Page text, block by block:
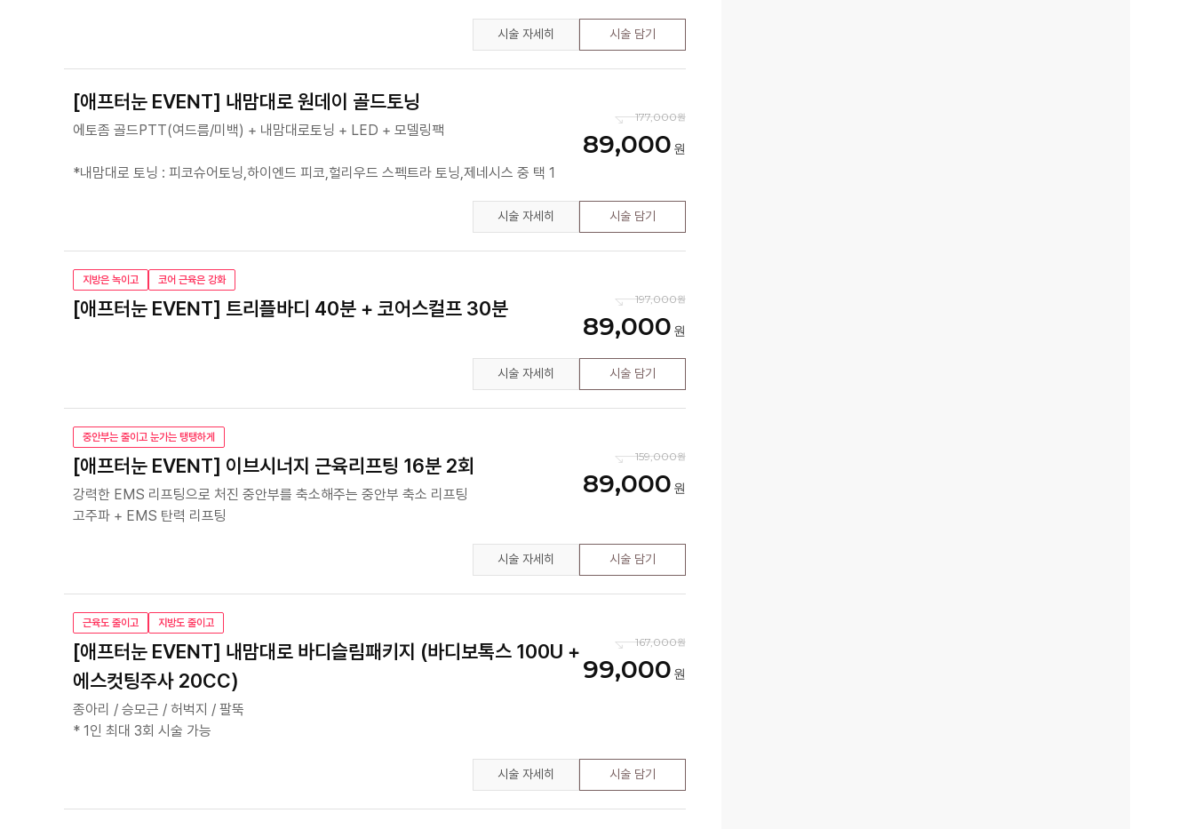
시술 자세히 시술 담기
[애프터눈 EVENT] 내맘대로 원데이 골드토닝
에토좀 골드PTT(여드름/미백) + 내맘대로토닝 + LED + 모델링팩
*내맘대로 토닝 : 피코슈어토닝,하이엔드 피코,헐리우드 스펙트라 토닝,제네시스 중 택 1
177,000
89,000
시술 자세히 시술 담기
지방은 녹이고 코어 근육은 강화
[애프터눈 EVENT] 트리플바디 40분 + 코어스컬프 30분 197,000
89,000
시술 자세히 시술 담기
중안부는 줄이고 눈가는 탱탱하게
[애프터눈 EVENT] 이브시너지 근육리프팅 16분 2회
강력한 EMS 리프팅으로 처진 중안부를 축소해주는 중안부 축소 리프팅
고주파 + EMS 탄력 리프팅
159,000
89,000
시술 자세히 시술 담기
근육도 줄이고 지방도 줄이고
[애프터눈 EVENT] 내맘대로 바디슬림패키지 (바디보톡스 100U +
에스컷팅주사 20CC)
종아리 / 승모근 / 허벅지 / 팔뚝
* 1인 최대 3회 시술 가능
167,000
99,000
시술 자세히 시술 담기